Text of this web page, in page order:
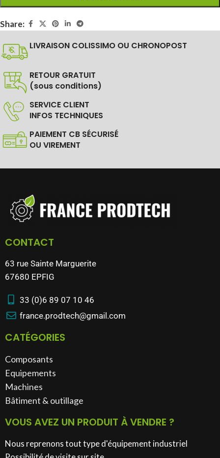
Share:
LIVRAISON COLISSIMO OU CHRONOPOST
RETOUR GRATUIT
(sous conditions)
SERVICE CLIENT
INFOS TECHNIQUES
PAIEMENT CB SÉCURISÉ
OU VIREMENT
CONTACT
63 rue Sainte Marguerite
67680 EPFIG
33 (0)6 89 07 10 46
france.prodtech@gmail.com
CATÉGORIES
Composants
Equipements
Machines
Bâtiment & outillage​
VOUS AVEZ UN PRODUIT À VENDRE ?
Nous reprenons tout type d'équipement industriel